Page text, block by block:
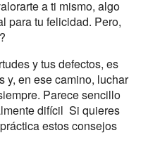
a ti mismo, algo
para tu felicidad. Pero,
y tus defectos, es
y, en ese camino, luchar
Parece sencillo
difícil Si quieres
estos consejos